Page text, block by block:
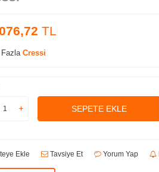
TL
Fazla Cressi
SEPETE EKLE
Ekle Tavsiye Et Yorum Yap